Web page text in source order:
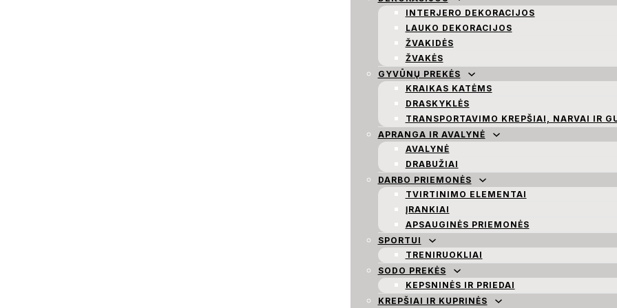
INTERJERO DEKORACIJOS
LAUKO DEKORACIJOS
ŽVAKIDĖS
ŽVAKĖS
GYVŪNŲ PREKĖS
KRAIKAS KATĖMS
DRASKYKLĖS
TRANSPORTAVIMO KREPŠIAI, NARVAI IR
APRANGA IR AVALYNĖ
AVALYNĖ
DRABUŽIAI
DARBO PRIEMONĖS
TVIRTINIMO ELEMENTAI
ĮRANKIAI
APSAUGINĖS PRIEMONĖS
SPORTUI
TRENIRUOKLIAI
SODO PREKĖS
KEPSNINĖS IR PRIEDAI
KREPŠIAI IR KUPRINĖS